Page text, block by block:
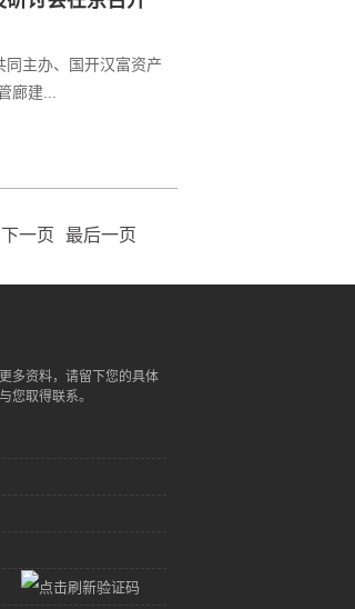
主办、国开汉富资产
廊建...
下一页 最后一页
多资料，请留下您的具体
您取得联系。